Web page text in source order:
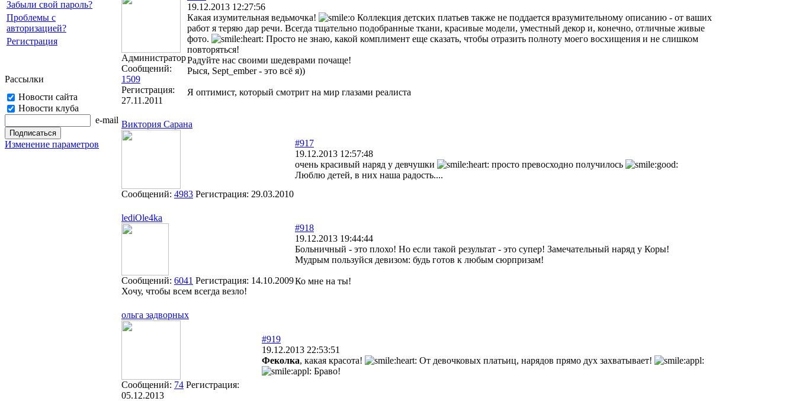
Забыли свой пароль?
Проблемы с
авторизацией?
Регистрация
Рассылки
Новости сайта
Новости клуба
e-mail
Изменение параметров
Администратор
Сообщений:
1509
Регистрация:
27.11.2011
19.12.2013 12:27:56
Какая изумительная ведьмочка!
Коллекция детских платьев также не поддается вразумительному описанию - от ваших
работ я теряю дар речи. Всегда тщательно подобранные ткани, красивые модели, уместный декор и, конечно, отличные живые
фото.
Просто не знаю, какой комплимент еще сказать, чтобы отразить полноту моего восхищения и не слишком
повторяться!
Радуйте нас своими шедеврами почаще!
Рыся, Sept_ember - это всё я))
Я оптимист, который смотрит на мир глазами реалиста
Виктория Сарана
Сообщений: 4983 Регистрация: 29.03.2010
#917
19.12.2013 12:57:48
очень красивый наряд у девчушки
просто превосходно получилось
Люблю детей, в них наша радость....
lediOle4ka
Сообщений: 6041 Регистрация: 14.10.2009
Хочу, чтобы всем всегда везло!
#918
19.12.2013 19:44:44
Больничный - это плохо! Но если такой результат - это супер! Замечательный наряд у Коры!
Мудрым пользуйся девизом: будь готов к любым сюрпризам!
Ко мне на ты!
ольга задворных
Сообщений: 74 Регистрация:
05.12.2013
#919
19.12.2013 22:53:51
Феколка, какая красота!
От девочковых платьиц, нарядов прямо дух захватывает!
Браво!